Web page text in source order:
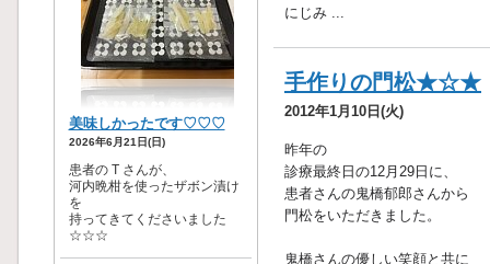
にじみ ...
手作りの門松★☆★
2012年1月10日(火)
昨年の
診療最終日の12月29日に、
患者さんの鬼橋郁郎さんから
門松をいただきました。
鬼橋さんの優しい笑顔と共に